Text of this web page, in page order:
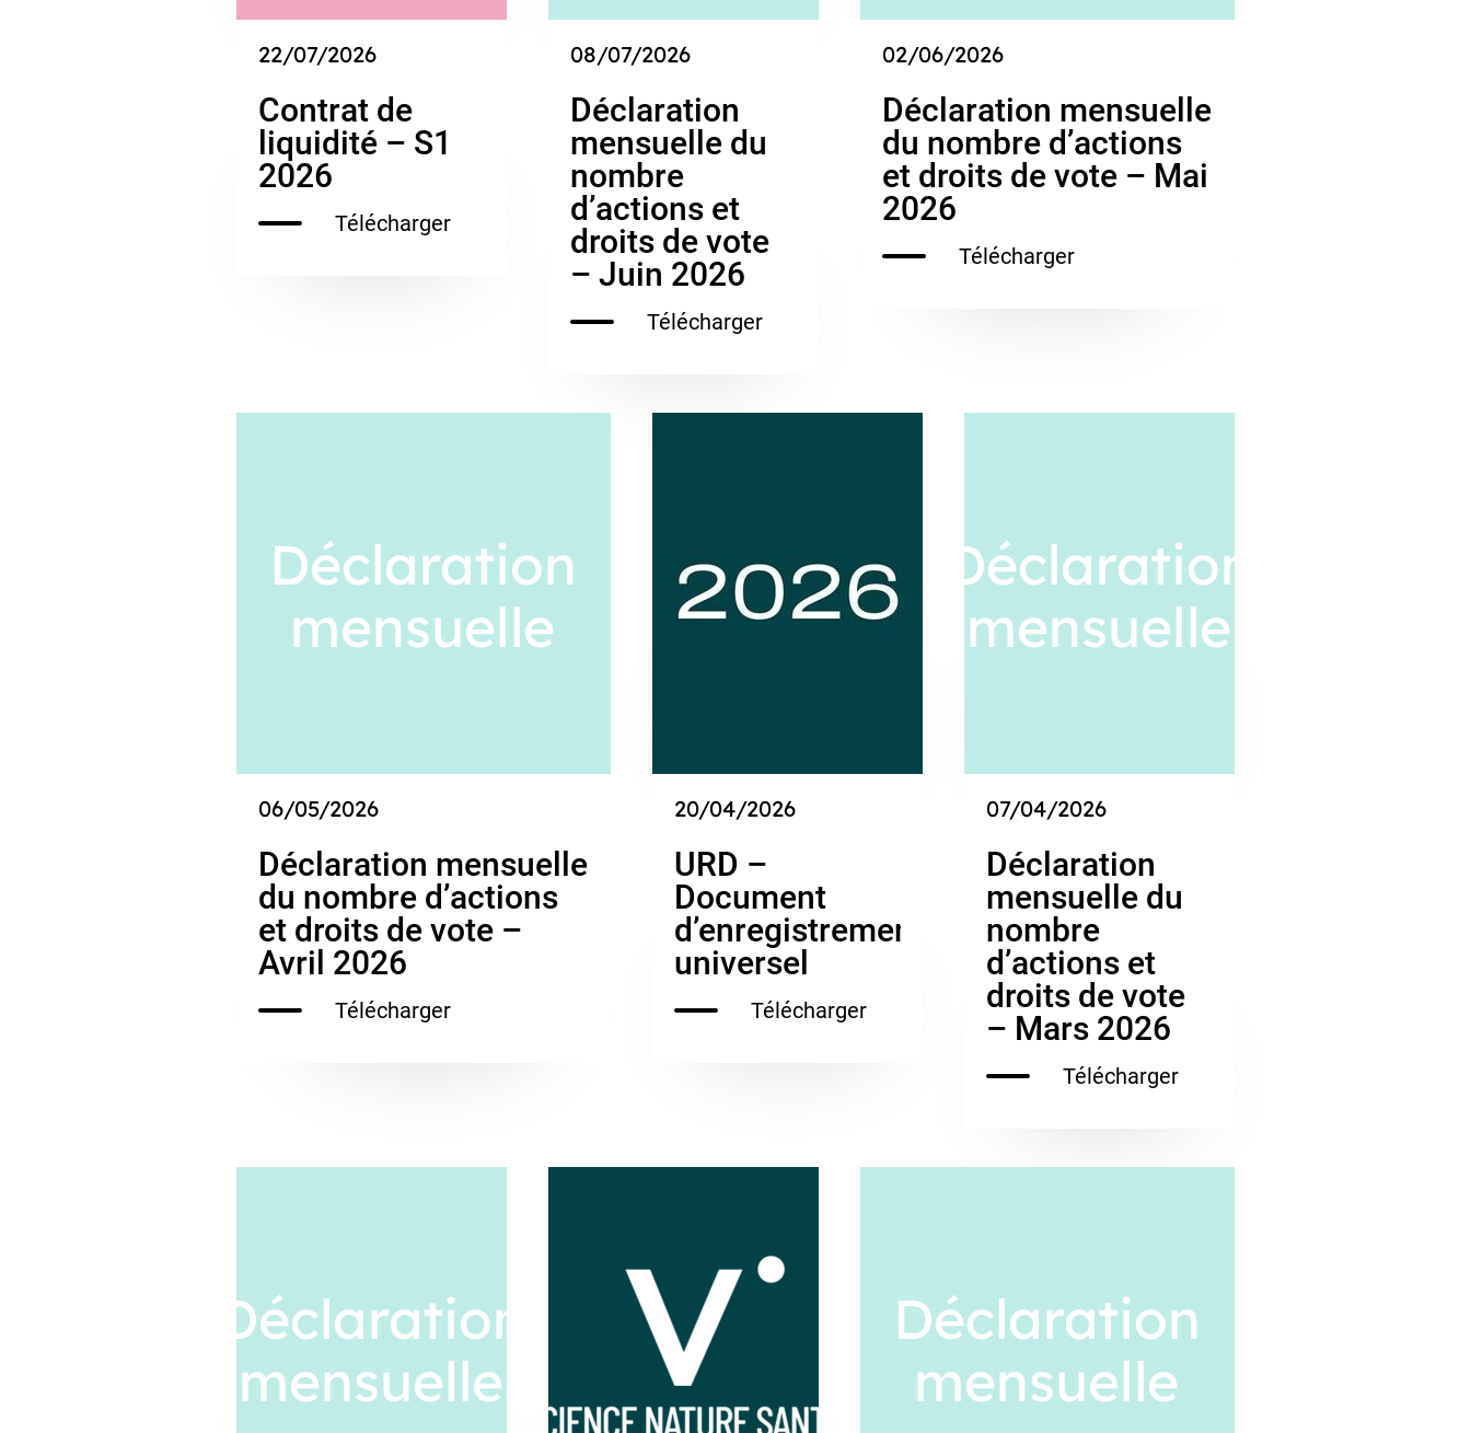
22/07/2026
Contrat de
liquidité – S1
2026
Télécharger
08/07/2026
Déclaration
mensuelle du
nombre
d’actions et
droits de vote
– Juin 2026
Télécharger
02/06/2026
Déclaration mensuelle
du nombre d’actions
et droits de vote – Mai
2026
Télécharger
06/05/2026
Déclaration mensuelle
du nombre d’actions
et droits de vote –
Avril 2026
Télécharger
20/04/2026
URD –
Document
d’enregistrement
universel
Télécharger
07/04/2026
Déclaration
mensuelle du
nombre
d’actions et
droits de vote
– Mars 2026
Télécharger